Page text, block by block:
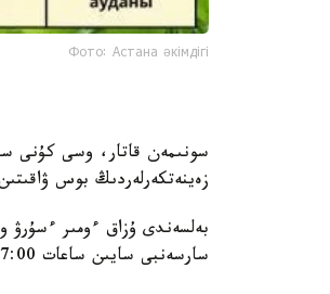
Фото: Астана әкімдігі
زەينەتكەرلەردىڭ بوس
بەلسەندى ۇزاق ءومىر ءسۇرۋ
سارسەنبى سايىن ساعات 17:00- 19:00 ارالىعىندا «زەينەتكەرلەر ديسكوتەكاسى» وتەدى.